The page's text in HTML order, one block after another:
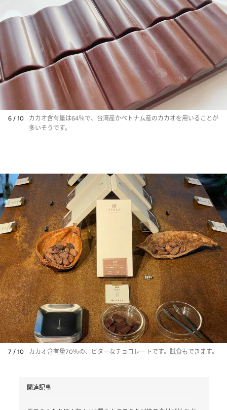
6 / 10
カカオ含有量は64％で、台湾産かベトナム産のカカオを用いることが
多いそうです。
7 / 10 カカオ含有量70％の、ビターなチョコレートです。試食もできます。
関連記事